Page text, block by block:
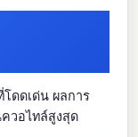
ดดเด่น ผลการ
วอไทล์สูงสุด